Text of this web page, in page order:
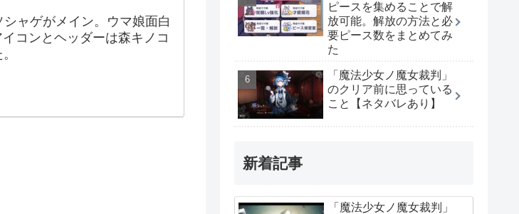
ャゲがメイン。ウマ娘面白
コンとヘッダーは森キノコ
ピースを集めることで解
放可能。解放の方法と必
要ピース数をまとめてみ
た
「魔法少女ノ魔女裁判」
のクリア前に思っている
こと【ネタバレあり】
新着記事
「魔法少女ノ魔女裁判」